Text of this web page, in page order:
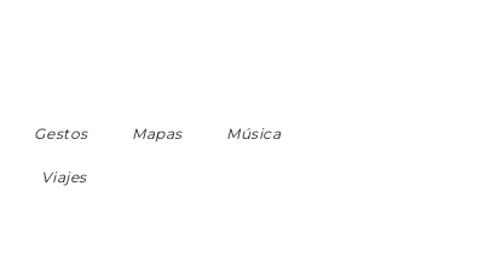
Gestos Mapas Música
Viajes